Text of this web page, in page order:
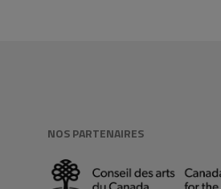
NOS PARTENAIRES